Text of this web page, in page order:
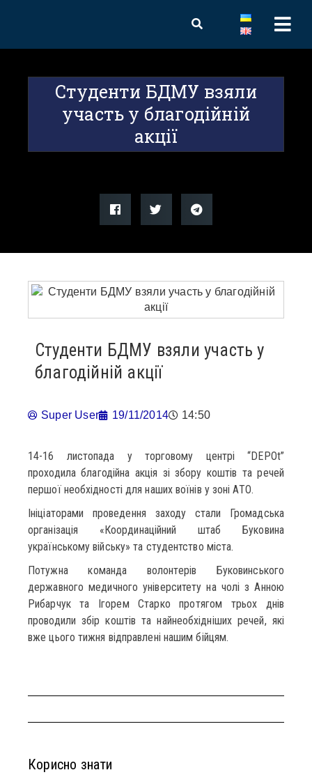
Студенти БДМУ взяли
участь у благодійній
акції
Студенти БДМУ взяли участь у
благодійній акції
Super User 19/11/2014 14:50
14-16 листопада у торговому центрі “DEPOt”
проходила благодійна акція зі збору коштів та речей
першої необхідності для наших воїнів у зоні АТО.
Ініціаторами проведення заходу стали Громадська
організація «Координаційний штаб Буковина
українському війську» та студентство міста.
Потужна команда волонтерів Буковинського
державного медичного університету на чолі з Анною
Рибарчук та Ігорем Старко протягом трьох днів
проводили збір коштів та найнеобхідніших речей, які
вже цього тижня відправлені нашим бійцям.
Корисно знати